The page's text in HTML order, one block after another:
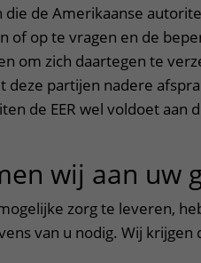
die de Amerikaanse
of op te vragen en de
om zich daartegen te
deze partijen nadere
de EER wel voldoet aan
wij aan uw
zorg te leveren,
van u nodig. Wij krijgen